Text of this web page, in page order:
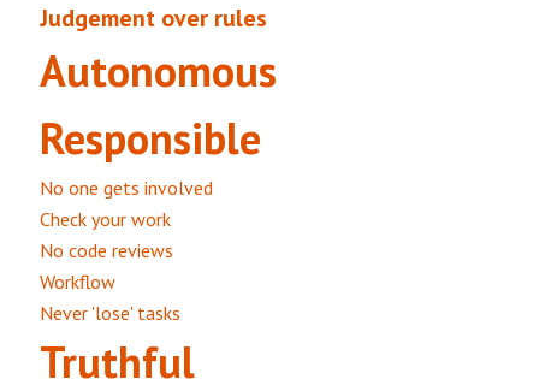
Judgement over rules
Autonomous
Responsible
No one gets involved
Check your work
No code reviews
Workflow
Never 'lose' tasks
Truthful